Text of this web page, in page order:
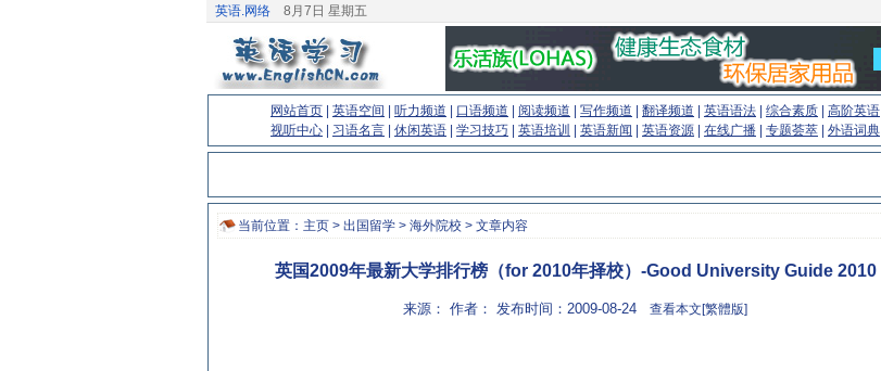
英语.网络 8月7日 星期五
网站首页 英语空间 听力频道 口语频道 阅读频道 写作频道 翻译频道 英语语法 综合素质 高阶英语
视听中心
习语名言 休闲英语 学习技巧 英语培训 英语新闻 英语资源 在线广播 专题荟萃 外语词典
当前位置： 主页 > 出国留学 > 海外院校 > 文章内容
英国2009年最新大学排行榜（for 2010年择校）-Good University Guide 2010
来源： 作者： 发布时间：2009-08-24 查看本文[繁體版]